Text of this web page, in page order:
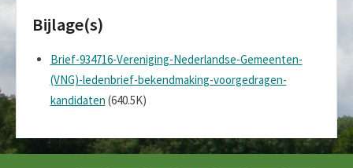
Bijlage(s)
Brief-934716-Vereniging-Nederlandse-Gemeenten-
(VNG)-ledenbrief-bekendmaking-voorgedragen-
kandidaten (640.5K)